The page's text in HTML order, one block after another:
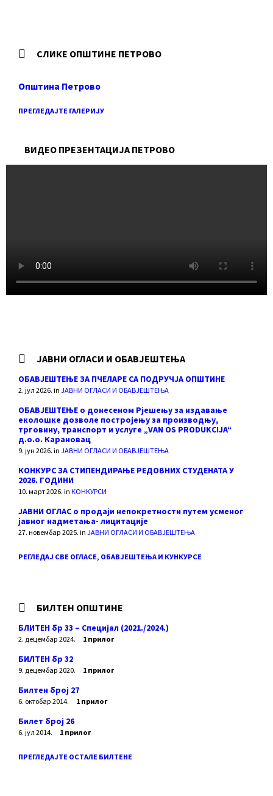
СЛИКЕ ОПШТИНЕ ПЕТРОВО
Општина Петрово
ПРЕГЛЕДАЈТЕ ГАЛЕРИЈУ
ВИДЕО ПРЕЗЕНТАЦИЈА ПЕТРОВО
ЈАВНИ ОГЛАСИ И ОБАВЈЕШТЕЊА
ОБАВЈЕШТЕЊЕ ЗА ПЧЕЛАРЕ СА ПОДРУЧЈА ОПШТИНЕ
2. јул 2026. in ЈАВНИ ОГЛАСИ И ОБАВЈЕШТЕЊА
ОБАВЈЕШТЕЊЕ о донесеном Рјешењу за издавање
еколошке дозволе постројењу за производњу,
трговину, транспорт и услуге „VAN OS PRODUKCIJA“
д.о.о. Карановац
9. јун 2026. in ЈАВНИ ОГЛАСИ И ОБАВЈЕШТЕЊА
КОНКУРС ЗА СТИПЕНДИРАЊЕ РЕДОВНИХ СТУДЕНАТА У
2026. ГОДИНИ
10. март 2026. in КОНКУРСИ
ЈАВНИ ОГЛАС о продаји непокретности путем усменог
јавног надметања- лицитације
27. новембар 2025. in ЈАВНИ ОГЛАСИ И ОБАВЈЕШТЕЊА
РЕГЛЕДАЈ СВЕ ОГЛАСЕ, ОБАВЈЕШТЕЊА И КУНКУРСЕ
БИЛТЕН ОПШТИНЕ
БЛИТЕН бр 33 – Специјал (2021./2024.)
2. децембар 2024. 1 прилог
БИЛТЕН бр 32
9. децембар 2020. 1 прилог
Билтен број 27
6. октобар 2014. 1 прилог
Билет број 26
6. јул 2014. 1 прилог
ПРЕГЛЕДАЈТЕ ОСТАЛЕ БИЛТЕНЕ